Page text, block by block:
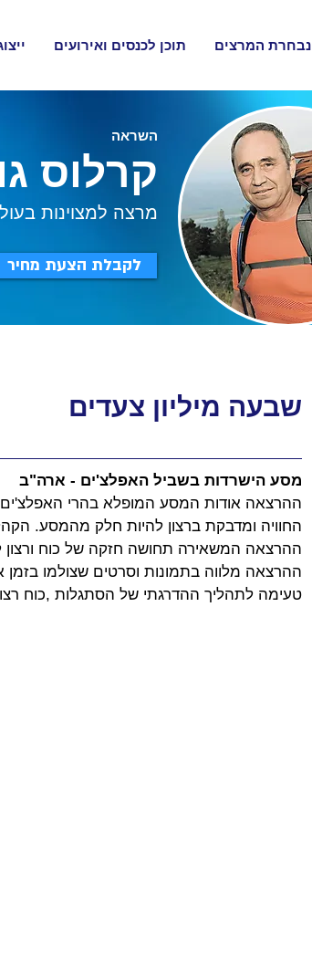
נבחרת המרצים תוכן לכנסים ואירועים
השראה
קרלוס
מרצה למצוינות
לקבלת הצעת מחיר
שבעה מיליון צעדים
מסע הישרדות בשביל האפלצ'ים - ארה"ב
ההרצאה אודות המסע המופלא בהרי
החוויה ומדבקת ברצון להיות חלק מהמסע.
ההרצאה המשאירה תחושה חזקה של כוח ורצון
ההרצאה מלווה בתמונות וסרטים שצולמו
טעימה לתהליך ההדרגתי של הסתגלות ,כוח